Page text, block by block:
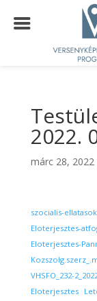
2022.
márc 28, 2022
szocialis-
Eloterjesztes-
Eloterjesztes-
VHSFO_232-
Eloterjesztes